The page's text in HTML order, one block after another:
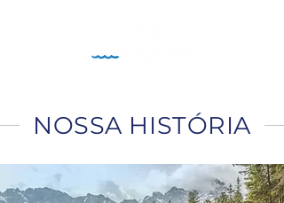
NOSSA HISTÓRIA